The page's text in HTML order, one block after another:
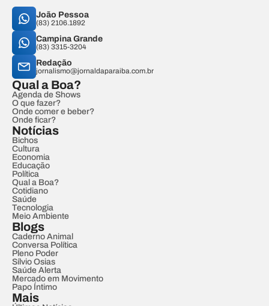
João Pessoa
(83) 2106.1892
Campina Grande
(83) 3315-3204
Redação
jornalismo@jornaldaparaiba.com.br
Qual a Boa?
Agenda de Shows
O que fazer?
Onde comer e beber?
Onde ficar?
Notícias
Bichos
Cultura
Economia
Educação
Política
Qual a Boa?
Cotidiano
Saúde
Tecnologia
Meio Ambiente
Blogs
Caderno Animal
Conversa Política
Pleno Poder
Sílvio Osias
Saúde Alerta
Mercado em Movimento
Papo Íntimo
Mais